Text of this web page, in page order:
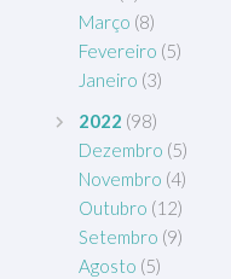
Março (8)
Fevereiro (5)
Janeiro (3)
2022 (98)
Dezembro (5)
Novembro (4)
Outubro (12)
Setembro (9)
Agosto (5)